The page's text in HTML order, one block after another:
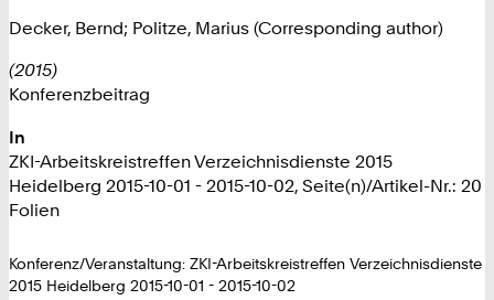
Decker, Bernd; Politze, Marius (Corresponding author)
(2015)
Konferenzbeitrag
In
ZKI-Arbeitskreistreffen Verzeichnisdienste 2015
Heidelberg 2015-10-01 - 2015-10-02, Seite(n)/Artikel-Nr.: 20
Folien
Konferenz/Veranstaltung: ZKI-Arbeitskreistreffen Verzeichnisdienste
2015 Heidelberg 2015-10-01 - 2015-10-02